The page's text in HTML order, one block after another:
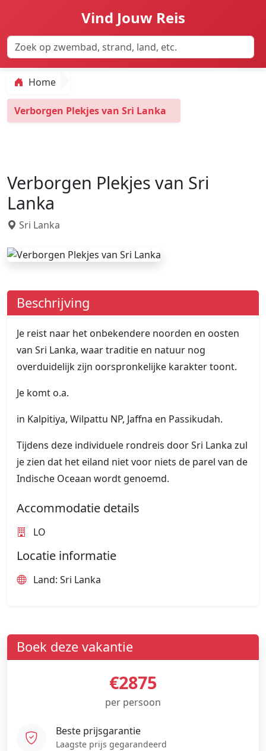
Vind Jouw Reis
Home
Verborgen Plekjes van Sri Lanka
Verborgen Plekjes van Sri
Lanka
Sri Lanka
Beschrijving
Je reist naar het onbekendere noorden en oosten
van Sri Lanka, waar traditie en natuur nog
overduidelijk zijn oorspronkelijke karakter toont.
Je komt o.a.
in Kalpitiya, Wilpattu NP, Jaffna en Passikudah.
Tijdens deze individuele rondreis door Sri Lanka zul
je zien dat het eiland niet voor niets de parel van de
Indische Oceaan wordt genoemd.
Accommodatie details
LO
Locatie informatie
Land: Sri Lanka
Boek deze vakantie
€2875
per persoon
Beste prijsgarantie
Laagste prijs gegarandeerd